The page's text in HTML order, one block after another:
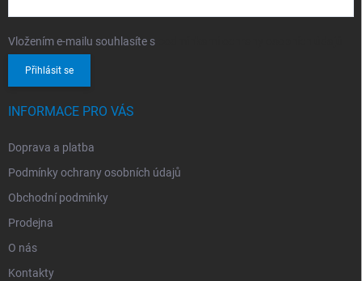
Vložením e-mailu souhlasíte s
Přihlásit se
INFORMACE PRO VÁS
Doprava a platba
Podmínky ochrany osobních údajů
Obchodní podmínky
Prodejna
O nás
Kontakty